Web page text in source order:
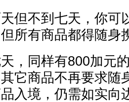
但不到七天，你可
所有商品都得随身
，同样有800加元
它商品不再要求随
入境，仍需如实向